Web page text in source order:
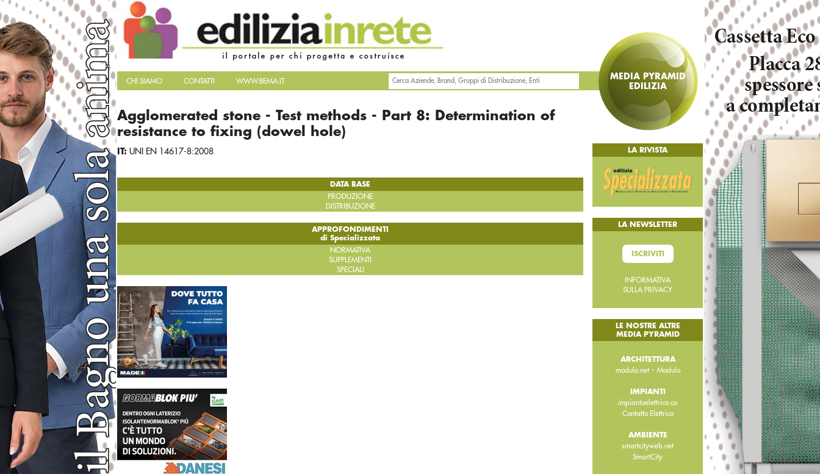
CHI SIAMO CONTATTI WWW.BEMA.IT
MEDIA PYRAMID
EDILIZIA
Agglomerated stone - Test methods - Part 8: Determination of
resistance to fixing (dowel hole)
IT: UNI EN 14617-8:2008
DATA BASE
PRODUZIONE
DISTRIBUZIONE
APPROFONDIMENTI
di Specializzata
NORMATIVA
SUPPLEMENTI
SPECIALI
LA RIVISTA
LA NEWSLETTER
ISCRIVITI
INFORMATIVA
SULLA PRIVACY
LE NOSTRE ALTRE
MEDIA PYRAMID
ARCHITETTURA
modulo.net- Modulo
IMPIANTI
impiantoelettrico.co
Contatto Elettrico
AMBIENTE
smartcityweb.net
SmartCity